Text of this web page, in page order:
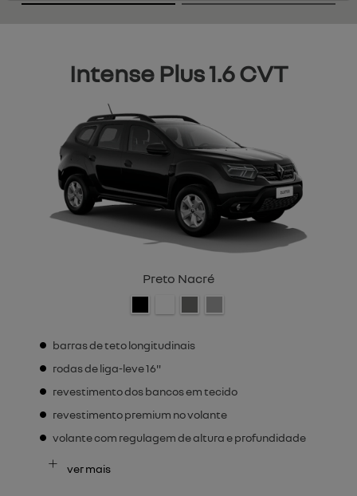
Intense Plus 1.6 CVT
Preto Nacré
barras de teto longitudinais
rodas de liga-leve 16"
revestimento dos bancos em tecido
revestimento premium no volante
volante com regulagem de altura e profundidade
ver mais